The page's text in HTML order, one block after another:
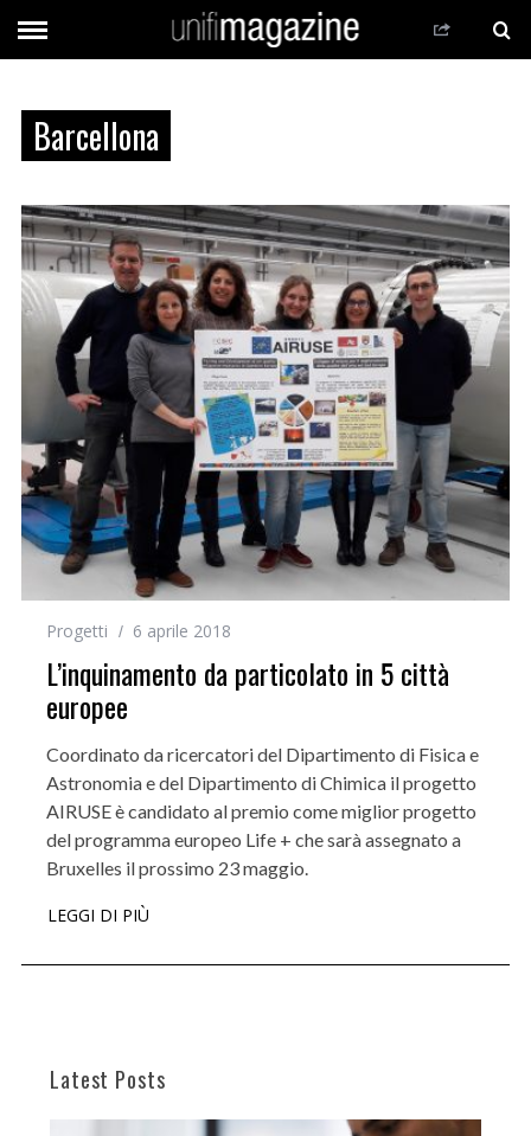
Barcellona
Progetti 6 aprile 2018
L’inquinamento da particolato in 5 città
europee
Coordinato da ricercatori del Dipartimento di Fisica e
Astronomia e del Dipartimento di Chimica il progetto
AIRUSE è candidato al premio come miglior progetto
del programma europeo Life + che sarà assegnato a
Bruxelles il prossimo 23 maggio.
LEGGI DI PIÙ
Latest Posts